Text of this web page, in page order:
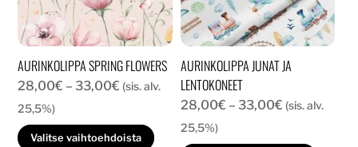
AURINKOLIPPA SPRING FLOWERS
28,00€ – 33,00€ Hintaluokka:
-
(sis. alv.
25,5%)
Valitse vaihtoehdoista
Tällä
AURINKOLIPPA JUNAT JA
LENTOKONEET
28,00€ – 33,00€Hintaluokka:
(sis. alv.
25,5%)